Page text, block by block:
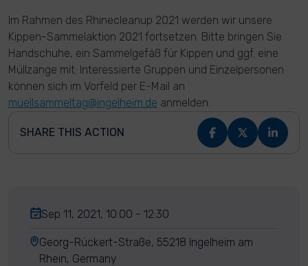
Im Rahmen des Rhinecleanup 2021 werden wir unsere
Kippen-Sammelaktion 2021 fortsetzen. Bitte bringen Sie
Handschuhe, ein Sammelgefäß für Kippen und ggf. eine
Müllzange mit. Interessierte Gruppen und Einzelpersonen
können sich im Vorfeld per E-Mail an
muellsammeltag@ingelheim.de anmelden.
SHARE THIS ACTION
Sep 11, 2021, 10:00 - 12:30
Georg-Rückert-Straße, 55218 Ingelheim am
Rhein, Germany